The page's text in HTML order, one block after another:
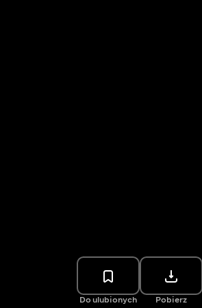
Do ulubionych Pobierz